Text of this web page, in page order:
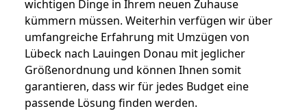
wichtigen Dinge in Ihrem neuen Zuhause
kümmern müssen. Weiterhin verfügen wir über
umfangreiche Erfahrung mit Umzügen von
Lübeck nach Lauingen Donau mit jeglicher
Größenordnung und können Ihnen somit
garantieren, dass wir für jedes Budget eine
passende Lösung finden werden.